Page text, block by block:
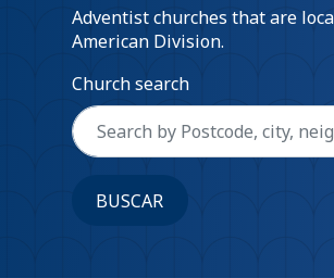
Adventist churches that are
American Division.
Church search
BUSCAR